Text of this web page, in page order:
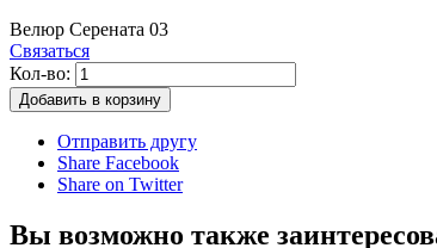
Велюр Серената 03
Связаться
Кол-во:
Добавить в корзину
Отправить другу
Share Facebook
Share on Twitter
Вы возможно также